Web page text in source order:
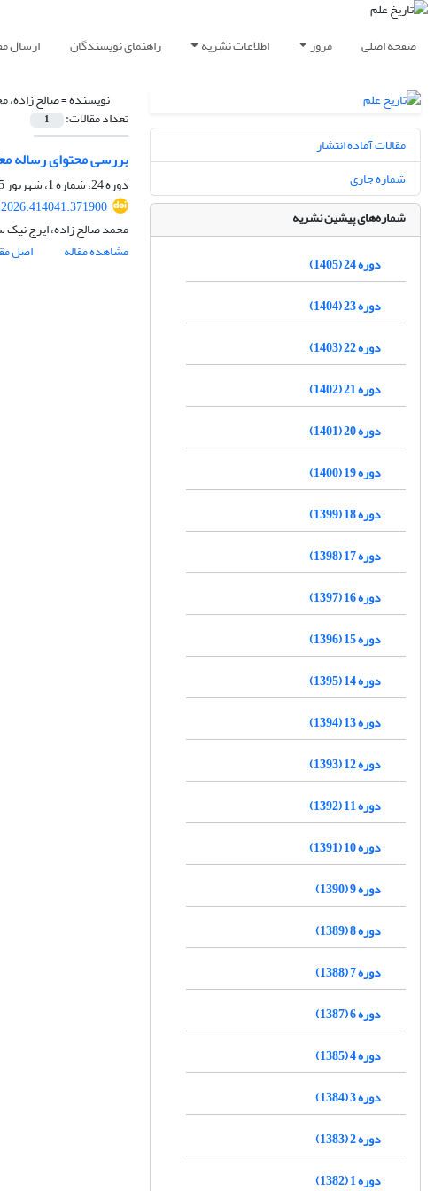
صفحه اصلی مرور اطلاعات نشریه راهنمای نویسندگان ارسال
نویسنده =صالح زاده،
تعداد مقالات: 1
بررسی محتوای رساله
دوره 24، شماره 1، شهریور 1405، صفحه
محمد صالح زاده، ایرج
مشاهده مقاله
اصل
مقالات آماده انتشار
شماره جاری
شماره‌های پیشین نشریه
دوره 24 (1405)
دوره 23 (1404)
دوره 22 (1403)
دوره 21 (1402)
دوره 20 (1401)
دوره 19 (1400)
دوره 18 (1399)
دوره 17 (1398)
دوره 16 (1397)
دوره 15 (1396)
دوره 14 (1395)
دوره 13 (1394)
دوره 12 (1393)
دوره 11 (1392)
دوره 10 (1391)
دوره 9 (1390)
دوره 8 (1389)
دوره 7 (1388)
دوره 6 (1387)
دوره 4 (1385)
دوره 3 (1384)
دوره 2 (1383)
دوره 1 (1382)